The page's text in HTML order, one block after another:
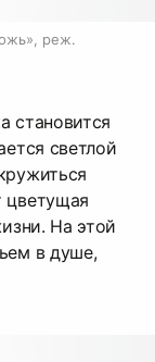
реж.
становится
светлой
цветущая
На этой
в душе,